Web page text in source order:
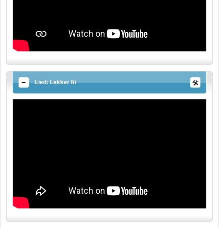
Lied: Lekker fit